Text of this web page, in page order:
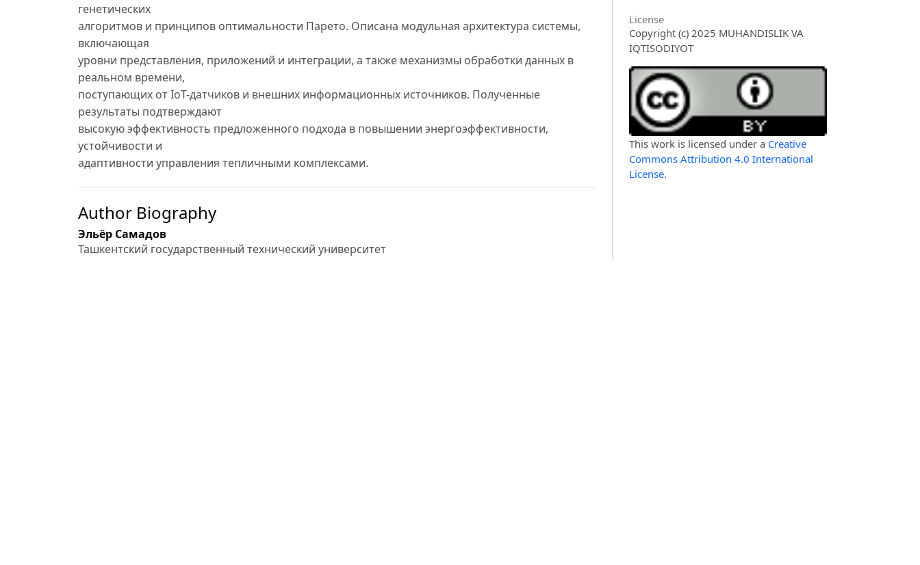
генетических
алгоритмов и принципов оптимальности Парето. Описана модульная архитектура системы,
включающая
уровни представления, приложений и интеграции, а также механизмы обработки данных в
реальном времени,
поступающих от IoT-датчиков и внешних информационных источников. Полученные
результаты подтверждают
высокую эффективность предложенного подхода в повышении энергоэффективности,
устойчивости и
адаптивности управления тепличными комплексами.
Author Biography
Эльёр Самадов
Ташкентский государственный технический университет
License
Copyright (c) 2025 MUHANDISLIK VA
IQTISODIYOT
This work is licensed under a Creative
Commons Attribution 4.0 International
License.